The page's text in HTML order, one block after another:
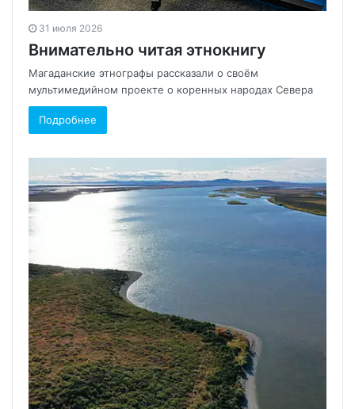
31 июля 2026
Внимательно читая этнокнигу
Магаданские этнографы рассказали о своём
мультимедийном проекте о коренных народах Севера
Подробнее